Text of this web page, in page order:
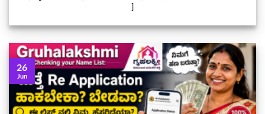
]
26
Jun